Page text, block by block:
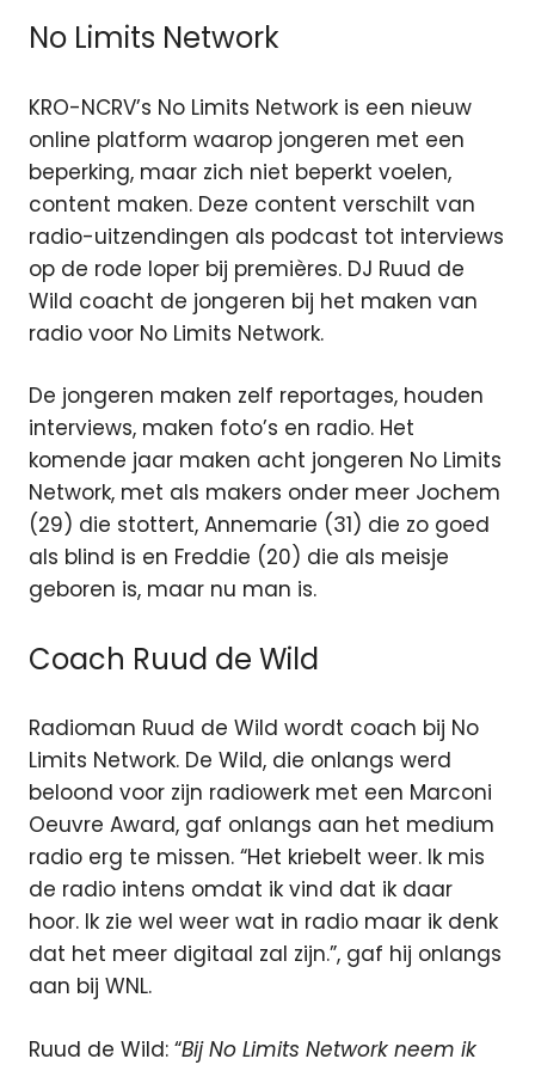
No Limits Network
KRO-NCRV’s No Limits Network is een nieuw
online platform waarop jongeren met een
beperking, maar zich niet beperkt voelen,
content maken. Deze content verschilt van
radio-uitzendingen als podcast tot interviews
op de rode loper bij premières. DJ Ruud de
Wild coacht de jongeren bij het maken van
radio voor No Limits Network.
De jongeren maken zelf reportages, houden
interviews, maken foto’s en radio. Het
komende jaar maken acht jongeren No Limits
Network, met als makers onder meer Jochem
(29) die stottert, Annemarie (31) die zo goed
als blind is en Freddie (20) die als meisje
geboren is, maar nu man is.
Coach Ruud de Wild
Radioman Ruud de Wild wordt coach bij No
Limits Network. De Wild, die onlangs werd
beloond voor zijn radiowerk met een Marconi
Oeuvre Award, gaf onlangs aan het medium
radio erg te missen. “Het kriebelt weer. Ik mis
de radio intens omdat ik vind dat ik daar
hoor. Ik zie wel weer wat in radio maar ik denk
dat het meer digitaal zal zijn.”, gaf hij onlangs
aan bij WNL.
Ruud de Wild: “Bij No Limits Network neem ik